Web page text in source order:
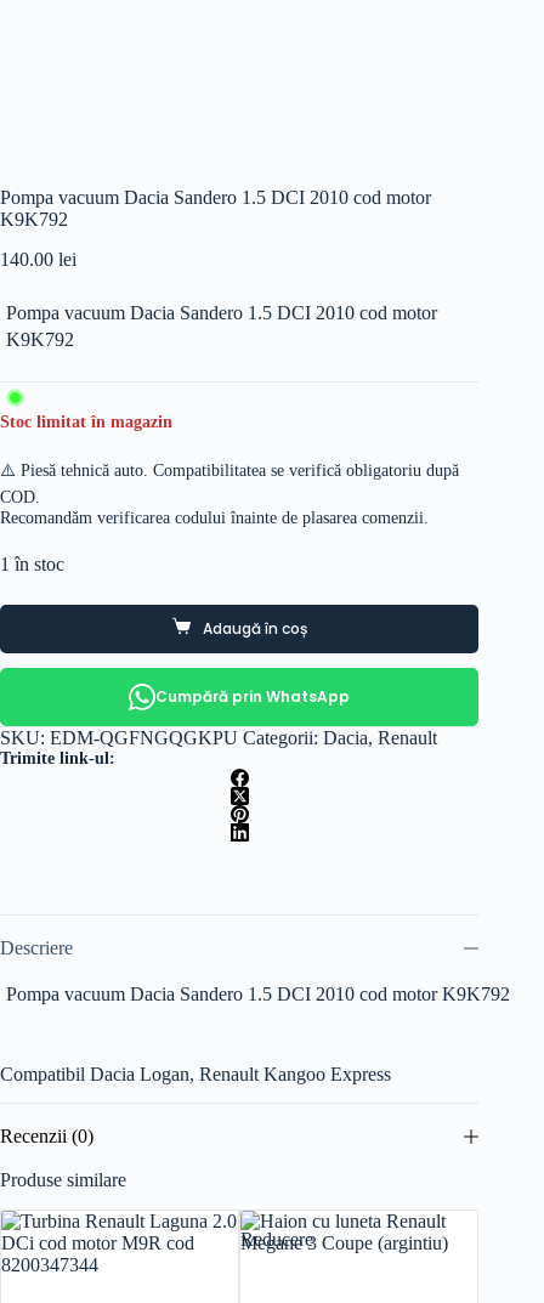
Pompa vacuum Dacia Sandero 1.5 DCI 2010 cod motor
K9K792
140.00 lei
Pompa vacuum Dacia Sandero 1.5 DCI 2010 cod motor
K9K792
Stoc limitat în magazin
⚠️ Piesă tehnică auto. Compatibilitatea se verifică obligatoriu după
COD.
Recomandăm verificarea codului înainte de plasarea comenzii.
1 în stoc
Adaugă în coș
Cumpără prin WhatsApp
SKU: EDM-QGFNGQGKPU Categorii: Dacia, Renault
Trimite link-ul:
Descriere
Pompa vacuum Dacia Sandero 1.5 DCI 2010 cod motor K9K792
Compatibil Dacia Logan, Renault Kangoo Express
Recenzii (0)
Produse similare
Reducere